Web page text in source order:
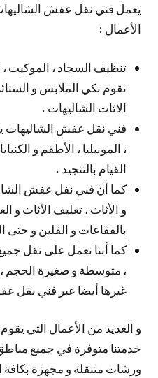
يعمل فني نقل عفش
الأعمال :
تنظيف السجاد ، الموكيت ،
نقوم بكي الملابس و
الاثاث الشاليهات .
فني نقل عفش الشاليهات
، الموبيليا ، الأطقم و
القيام بالتنجيد .
كما أن فني نفل عفش
و الأثاث ، تغليف الأثاث و
بالفقاعات و الفلين و حتى
كما أننا نعمل على نقل
، متوسطة و صغيرة الحجم
غيرها أيضا عبر فني نقل
و العديد من الأعمال التي
خدمتنا متوفرة في جميع
ورشات متنقلة و مجهزة بكافة